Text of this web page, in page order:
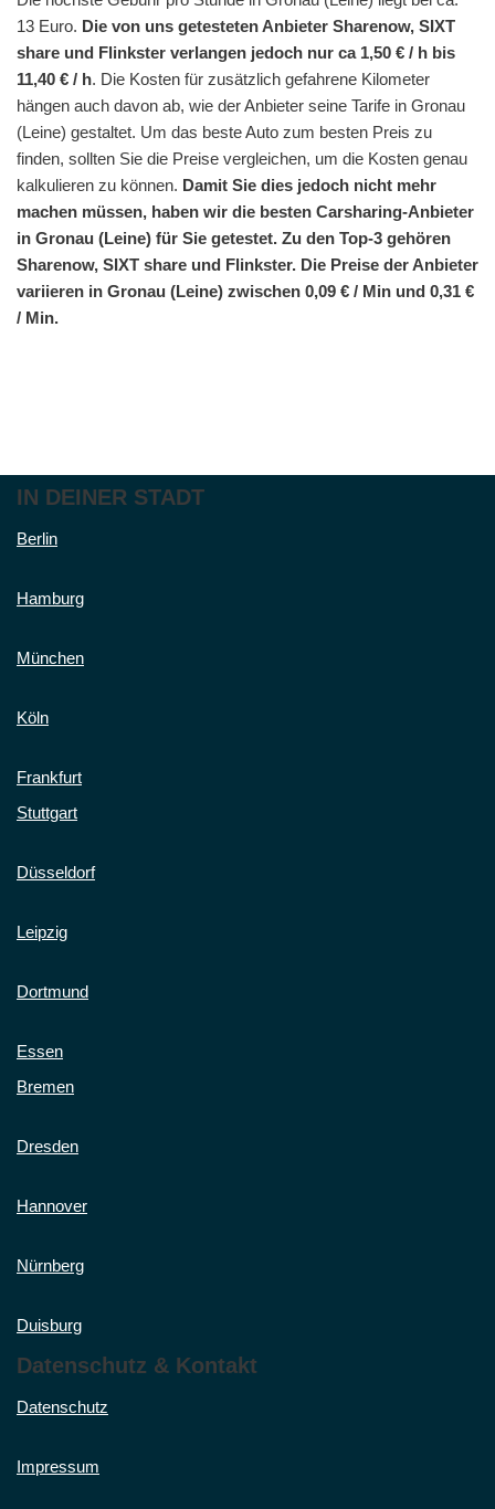
13 Euro. Die von uns getesteten Anbieter Sharenow, SIXT
share und Flinkster verlangen jedoch nur ca 1,50 € / h bis
11,40 € / h. Die Kosten für zusätzlich gefahrene Kilometer
hängen auch davon ab, wie der Anbieter seine Tarife in Gronau
(Leine) gestaltet. Um das beste Auto zum besten Preis zu
finden, sollten Sie die Preise vergleichen, um die Kosten genau
kalkulieren zu können. Damit Sie dies jedoch nicht mehr
machen müssen, haben wir die besten Carsharing-Anbieter
in Gronau (Leine) für Sie getestet. Zu den Top-3 gehören
Sharenow, SIXT share und Flinkster. Die Preise der Anbieter
variieren in Gronau (Leine) zwischen 0,09 € / Min und 0,31 €
/ Min.
IN DEINER STADT
Berlin
Hamburg
München
Köln
Frankfurt
Stuttgart
Düsseldorf
Leipzig
Dortmund
Essen
Bremen
Dresden
Hannover
Nürnberg
Duisburg
Datenschutz & Kontakt
Datenschutz
Impressum